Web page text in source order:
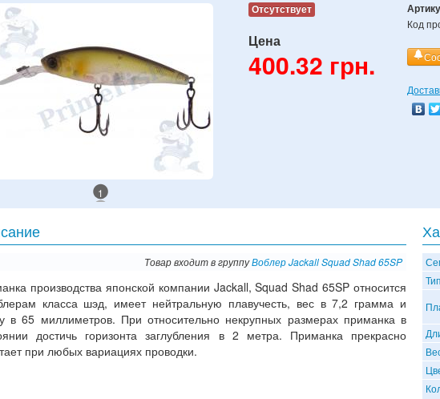
1
Отсутствует
Цена
400.32 грн.
Код
Товар входит в группуВоблер Jackall Squad Shad 65SP
производства японской компании Jackall, Squad Shad 65SP относится
класса шэд, имеет нейтральную плавучесть, вес в 7,2 грамма и
в 65 миллиметров. При относительно некрупных размерах приманка в
достичь горизонта заглубления в 2 метра. Приманка прекрасно
при любых вариациях проводки.